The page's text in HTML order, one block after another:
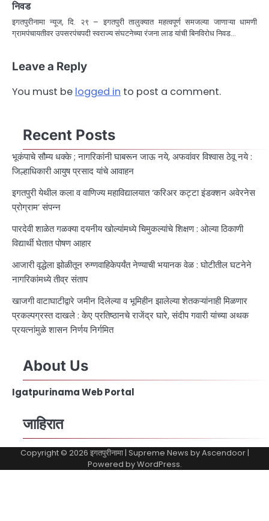
निवड
इगतपुरीनामा न्यूज, दि. २९ – इगतपुरी तालुक्यात महत्वपूर्ण समजल्या जाणाऱ्या धामणी
ग्रामपंचायतीवर उपसरपंचपदी स्वराज्य संघटनेच्या रंजना लाड यांची बिनविरोध निवड…
Leave a Reply
You must be logged in to post a comment.
Recent Posts
भूकंपाचे सौम्य धक्के ; नागरिकांनी घाबरून जाऊ नये, अफवांवर विश्वास ठेवू नये :
जिल्हाधिकारी आयुष प्रसाद यांचे आवाहन
इगतपुरी येथील कला व वाणिज्य महाविद्यालयात ‘करिअर कट्टा इंडक्शन अवेरनेस
प्रोग्राम’ संपन्न
पारदेवी शाळेत गळक्या दयनीय खोल्यांमध्ये चिमुकल्यांचे शिक्षण : ओल्या ठिकाणी
विद्यार्थी घेतात पोषण आहार
आजारी वृद्धेला झोळीतून रुग्णवाहिकेपर्यंत नेण्याची भयानक वेळ : घोटीतील घटनेने
नागरिकांमध्ये तीव्र संताप
खाजगी वाटाघाटीद्वारे जमीन दिलेल्या व भूमिहीन झालेल्या शेतकऱ्यांनाही मिळणार
प्रकल्पग्रस्त दाखले : केए प्रतिष्ठानचे राजेंद्र घारे, संदीप गवारी यांच्या अथक
प्रयत्नांमुळे शासन निर्णय निर्गमित
About Us
Igatpurinama Web Portal
जाहिरात
Copyright © 2026 इगतपुरीनामा| Supreme News byAscendoor|
Powered byWordPress.